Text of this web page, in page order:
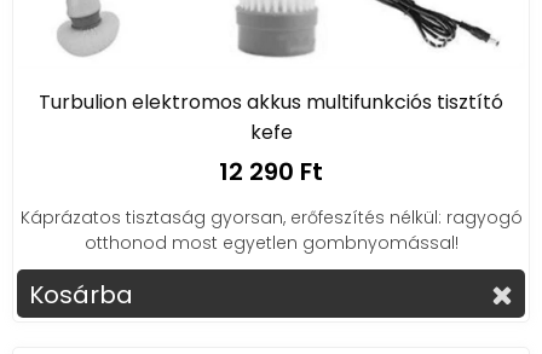
Turbulion elektromos akkus multifunkciós tisztító
kefe
12 290 Ft
Káprázatos tisztaság gyorsan, erőfeszítés nélkül: ragyogó
otthonod most egyetlen gombnyomással!
Kosárba